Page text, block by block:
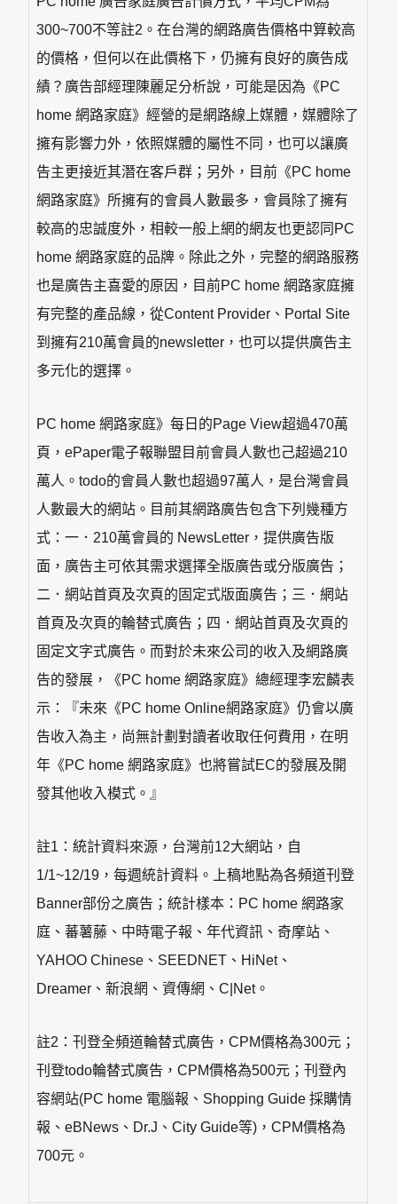
300~700不等註2。在台灣的網路廣告價格中算較高
的價格，但何以在此價格下，仍擁有良好的廣告成
績？廣告部經理陳麗足分析說，可能是因為《PC
home 網路家庭》經營的是網路線上媒體，媒體除了
擁有影響力外，依照媒體的屬性不同，也可以讓廣
告主更接近其潛在客戶群；另外，目前《PC home
網路家庭》所擁有的會員人數最多，會員除了擁有
較高的忠誠度外，相較一般上網的網友也更認同PC
home 網路家庭的品牌。除此之外，完整的網路服務
也是廣告主喜愛的原因，目前PC home 網路家庭擁
有完整的產品線，從Content Provider、Portal Site
到擁有210萬會員的newsletter，也可以提供廣告主
多元化的選擇。
PC home 網路家庭》每日的Page View超過470萬
頁，ePaper電子報聯盟目前會員人數也己超過210
萬人。todo的會員人數也超過97萬人，是台灣會員
人數最大的網站。目前其網路廣告包含下列幾種方
式：一．210萬會員的 NewsLetter，提供廣告版
面，廣告主可依其需求選擇全版廣告或分版廣告；
二．網站首頁及次頁的固定式版面廣告；三．網站
首頁及次頁的輪替式廣告；四．網站首頁及次頁的
固定文字式廣告。而對於未來公司的收入及網路廣
告的發展，《PC home 網路家庭》總經理李宏麟表
示：『未來《PC home Online網路家庭》仍會以廣
告收入為主，尚無計劃對讀者收取任何費用，在明
年《PC home 網路家庭》也將嘗試EC的發展及開
發其他收入模式。』
註1：統計資料來源，台灣前12大網站，自
1/1~12/19，每週統計資料。上稿地點為各頻道刊登
Banner部份之廣告；統計樣本：PC home 網路家
庭、蕃薯藤、中時電子報、年代資訊、奇摩站、
YAHOO Chinese、SEEDNET、HiNet、
Dreamer、新浪網、資傳網、C|Net。
註2：刊登全頻道輪替式廣告，CPM價格為300元；
刊登todo輪替式廣告，CPM價格為500元；刊登內
容網站(PC home 電腦報、Shopping Guide 採購情
報、eBNews、Dr.J、City Guide等)，CPM價格為
700元。